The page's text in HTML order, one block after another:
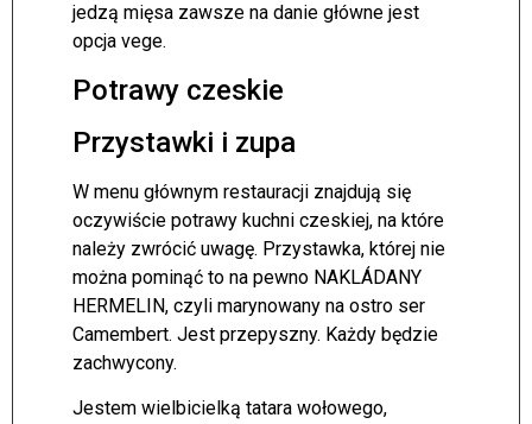
jedzą mięsa zawsze na danie główne jest
opcja vege.
Potrawy czeskie
Przystawki i zupa
W menu głównym restauracji znajdują się
oczywiście potrawy kuchni czeskiej, na które
należy zwrócić uwagę. Przystawka, której nie
można pominąć to na pewno NAKLÁDANY
HERMELIN, czyli marynowany na ostro ser
Camembert. Jest przepyszny. Każdy będzie
zachwycony.
Jestem wielbicielką tatara wołowego,